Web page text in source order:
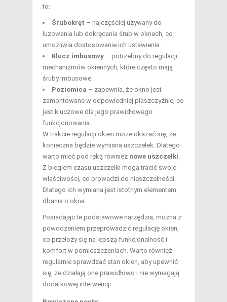
to:
Śrubokręt – najczęściej używany do
luzowania lub dokręcania śrub w oknach, co
umożliwia dostosowanie ich ustawienia.
Klucz imbusowy – potrzebny do regulacji
mechanizmów okiennych, które często mają
śruby imbusowe.
Poziomica – zapewnia, że okno jest
zamontowane w odpowiedniej płaszczyźnie, co
jest kluczowe dla jego prawidłowego
funkcjonowania.
W trakcie regulacji okien może okazać się, że
konieczna będzie wymiana uszczelek. Dlatego
warto mieć pod ręką również nowe uszczelki
Z biegiem czasu uszczelki mogą tracić swoje
właściwości, co prowadzi do nieszczelności.
Dlatego ich wymiana jest istotnym elementem
dbania o okna.
Posiadając te podstawowe narzędzia, można z
powodzeniem przeprowadzić regulację okien,
co przełoży się na lepszą funkcjonalność i
komfort w pomieszczeniach. Warto również
regularnie sprawdzać stan okien, aby upewnić
się, że działają one prawidłowo i nie wymagają
dodatkowej interwencji.